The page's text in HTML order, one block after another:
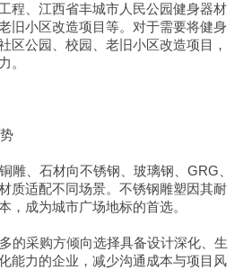
程、江西省丰城市人民公园健身器材
旧小区改造项目等。对于需要将健身
区公园、校园、老旧小区改造项目，
。
雕、石材向不锈钢、玻璃钢、GRG、
质适配不同场景。不锈钢雕塑因其耐
，成为城市广场地标的首选。
的采购方倾向选择具备设计深化、生
能力的企业，减少沟通成本与项目风